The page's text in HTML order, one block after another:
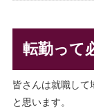
転勤って
皆さんは就職して
と思います。